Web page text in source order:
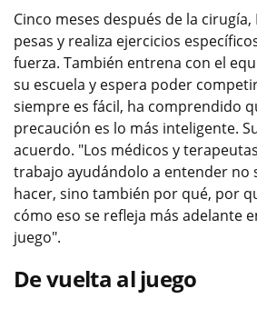
Cinco meses después de la cirugía,
pesas y realiza ejercicios
fuerza. También entrena con el
su escuela y espera poder
siempre es fácil, ha comprendido
precaución es lo más inteligente.
acuerdo. "Los médicos y
trabajo ayudándolo a entender no
hacer, sino también por qué, por
cómo eso se refleja más adelante
juego".
De vuelta al juego